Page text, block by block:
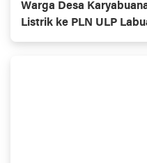
Warga Desa
Listrik ke PLN ULP
Masyarakat Kurang